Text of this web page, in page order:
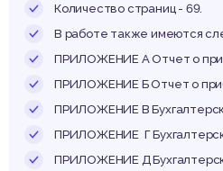
Количество страниц - 69.
В работе также имеются
ПРИЛОЖЕНИЕ А Отчет о
ПРИЛОЖЕНИЕ Б Отчет о
ПРИЛОЖЕНИЕ В
ПРИЛОЖЕНИЕ Г
ПРИЛОЖЕНИЕ Д